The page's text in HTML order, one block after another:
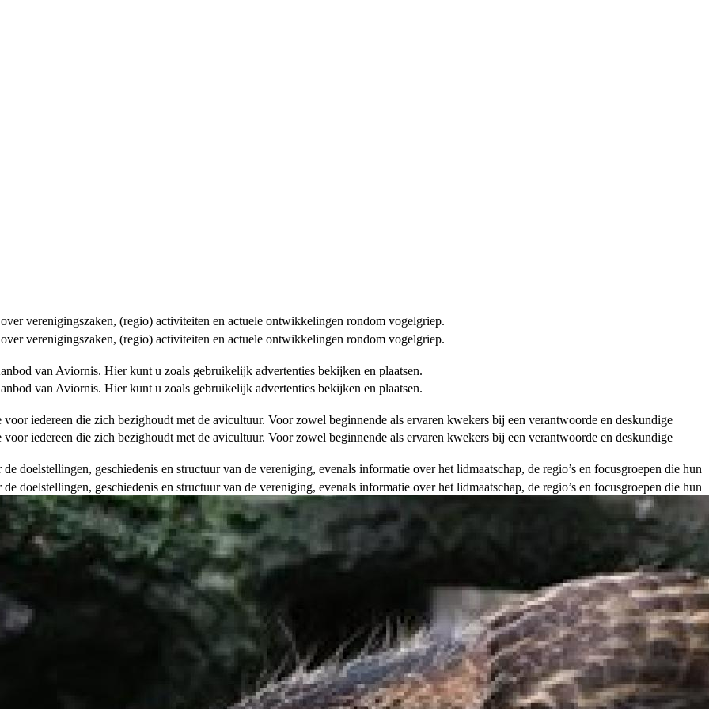
verenigingszaken, (regio) activiteiten en actuele ontwikkelingen rondom vogelgriep.
verenigingszaken, (regio) activiteiten en actuele ontwikkelingen rondom vogelgriep.
van Aviornis. Hier kunt u zoals gebruikelijk advertenties bekijken en plaatsen.
van Aviornis. Hier kunt u zoals gebruikelijk advertenties bekijken en plaatsen.
iedereen die zich bezighoudt met de avicultuur. Voor zowel beginnende als ervaren kwekers bij een verantwoorde en deskundige
iedereen die zich bezighoudt met de avicultuur. Voor zowel beginnende als ervaren kwekers bij een verantwoorde en deskundige
doelstellingen, geschiedenis en structuur van de vereniging, evenals informatie over het lidmaatschap, de regio’s en focusgroepen die hun
doelstellingen, geschiedenis en structuur van de vereniging, evenals informatie over het lidmaatschap, de regio’s en focusgroepen die hun